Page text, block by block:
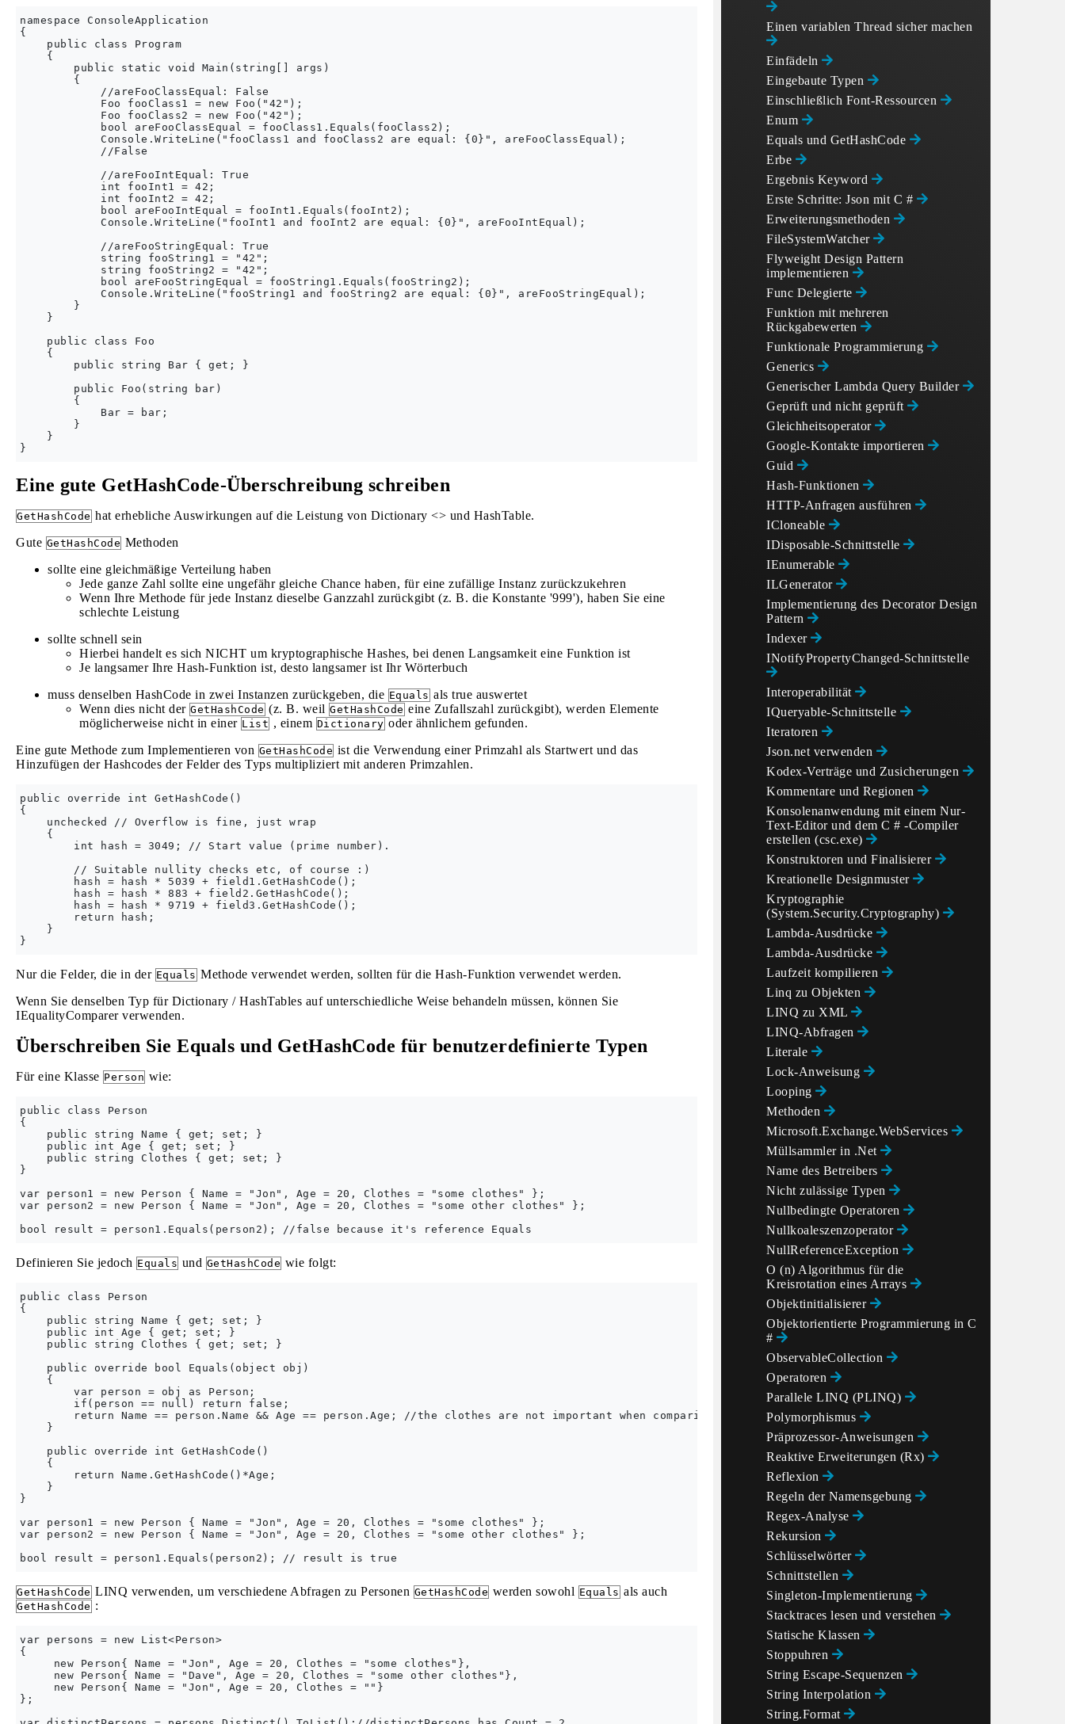
namespace ConsoleApplication
{
    public class Program
    {
        public static void Main(string[] args)
        {
            //areFooClassEqual: False
            Foo fooClass1 = new Foo("42");
            Foo fooClass2 = new Foo("42");
            bool areFooClassEqual = fooClass1.Equals(fooClass2);
            Console.WriteLine("fooClass1 and fooClass2 are equal: {0}", areFooClassEqual);
            //False
            //areFooIntEqual: True
            int fooInt1 = 42;
            int fooInt2 = 42;
            bool areFooIntEqual = fooInt1.Equals(fooInt2);
            Console.WriteLine("fooInt1 and fooInt2 are equal: {0}", areFooIntEqual);
            //areFooStringEqual: True
            string fooString1 = "42";
            string fooString2 = "42";
            bool areFooStringEqual = fooString1.Equals(fooString2);
            Console.WriteLine("fooString1 and fooString2 are equal: {0}", areFooStringEqual);
        }
    }
    public class Foo
    {
        public string Bar { get; }
        public Foo(string bar)
        {
            Bar = bar;
        }
    }
Eine gute GetHashCode-Überschreibung schreiben
GetHashCode hat erhebliche Auswirkungen auf die Leistung von Dictionary <> und HashTable.
Gute GetHashCode Methoden
sollte eine gleichmäßige Verteilung haben
Jede ganze Zahl sollte eine ungefähr gleiche Chance haben, für eine zufällige Instanz zurückzukehren
Wenn Ihre Methode für jede Instanz dieselbe Ganzzahl zurückgibt (z. B. die Konstante '999'), haben Sie eine
schlechte Leistung
sollte schnell sein
Hierbei handelt es sich NICHT um kryptographische Hashes, bei denen Langsamkeit eine Funktion ist
Je langsamer Ihre Hash-Funktion ist, desto langsamer ist Ihr Wörterbuch
muss denselben HashCode in zwei Instanzen zurückgeben, die Equals als true auswertet
Wenn dies nicht der GetHashCode (z. B. weil GetHashCode eine Zufallszahl zurückgibt), werden Elemente
möglicherweise nicht in einer List , einem Dictionary oder ähnlichem gefunden.
Eine gute Methode zum Implementieren von GetHashCode ist die Verwendung einer Primzahl als Startwert und das
Hinzufügen der Hashcodes der Felder des Typs multipliziert mit anderen Primzahlen.
public override int GetHashCode()
{
    unchecked // Overflow is fine, just wrap
    {
        int hash = 3049; // Start value (prime number).
        // Suitable nullity checks etc, of course :)
        hash = hash * 5039 + field1.GetHashCode();
        hash = hash * 883 + field2.GetHashCode();
        hash = hash * 9719 + field3.GetHashCode();
        return hash;
    }
Nur die Felder, die in der Equals Methode verwendet werden, sollten für die Hash-Funktion verwendet werden.
Wenn Sie denselben Typ für Dictionary / HashTables auf unterschiedliche Weise behandeln müssen, können Sie
IEqualityComparer verwenden.
Überschreiben Sie Equals und GetHashCode für benutzerdefinierte Typen
Für eine Klasse Person wie:
public class Person
{
    public string Name { get; set; }
    public int Age { get; set; }
    public string Clothes { get; set; }
}
var person1 = new Person { Name = "Jon", Age = 20, Clothes = "some clothes" };
var person2 = new Person { Name = "Jon", Age = 20, Clothes = "some other clothes" };
Definieren Sie jedoch Equals und GetHashCode wie folgt:
public class Person
{
    public string Name { get; set; }
    public int Age { get; set; }
    public string Clothes { get; set; }
    public override bool Equals(object obj)
    {
        var person = obj as Person;
        if(person == null) return false;
        return Name == person.Name && Age == person.Age; //the clothes are not important when comparing two persons
    }
    public override int GetHashCode()
    {
        return Name.GetHashCode()*Age;
    }
}
var person1 = new Person { Name = "Jon", Age = 20, Clothes = "some clothes" };
var person2 = new Person { Name = "Jon", Age = 20, Clothes = "some other clothes" };
GetHashCode LINQ verwenden, um verschiedene Abfragen zu Personen GetHashCode werden sowohl Equals als auch
GetHashCode :
var persons = new List<Person>
{
     new Person{ Name = "Jon", Age = 20, Clothes = "some clothes"},
     new Person{ Name = "Dave", Age = 20, Clothes = "some other clothes"},
     new Person{ Name = "Jon", Age = 20, Clothes = ""}
};
Einen variablen Thread sicher machen
Einfädeln
Eingebaute Typen
Einschließlich Font-Ressourcen
Enum
Equals und GetHashCode
Erbe
Ergebnis Keyword
Erste Schritte: Json mit C #
Erweiterungsmethoden
FileSystemWatcher
Flyweight Design Pattern
implementieren
Func Delegierte
Funktion mit mehreren
Rückgabewerten
Funktionale Programmierung
Generics
Generischer Lambda Query Builder
Geprüft und nicht geprüft
Gleichheitsoperator
Google-Kontakte importieren
Guid
Hash-Funktionen
HTTP-Anfragen ausführen
ICloneable
IDisposable-Schnittstelle
IEnumerable
ILGenerator
Implementierung des Decorator Design
Pattern
Indexer
INotifyPropertyChanged-Schnittstelle
Interoperabilität
IQueryable-Schnittstelle
Iteratoren
Json.net verwenden
Kodex-Verträge und Zusicherungen
Kommentare und Regionen
Konsolenanwendung mit einem Nur-
Text-Editor und dem C # -Compiler
erstellen (csc.exe)
Konstruktoren und Finalisierer
Kreationelle Designmuster
Kryptographie
(System.Security.Cryptography)
Lambda-Ausdrücke
Lambda-Ausdrücke
Laufzeit kompilieren
Linq zu Objekten
LINQ zu XML
LINQ-Abfragen
Literale
Lock-Anweisung
Looping
Methoden
Microsoft.Exchange.WebServices
Müllsammler in .Net
Name des Betreibers
Nicht zulässige Typen
Nullbedingte Operatoren
Nullkoaleszenzoperator
NullReferenceException
O (n) Algorithmus für die
Kreisrotation eines Arrays
Objektinitialisierer
Objektorientierte Programmierung in C
#
ObservableCollection
Operatoren
Parallele LINQ (PLINQ)
Polymorphismus
Präprozessor-Anweisungen
Reaktive Erweiterungen (Rx)
Reflexion
Regeln der Namensgebung
Regex-Analyse
Rekursion
Schlüsselwörter
Schnittstellen
Singleton-Implementierung
Stacktraces lesen und verstehen
Statische Klassen
Stoppuhren
String Escape-Sequenzen
String Interpolation
String.Format